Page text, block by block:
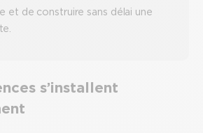
et de construire sans délai une
s’installent